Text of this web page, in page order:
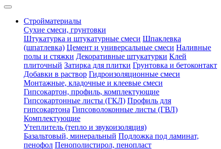
Стройматериалы
Сухие смеси, грунтовки
Штукатурка и штукатурные смеси Шпаклевка
(шпатлевка) Цемент и универсальные смеси Наливные
полы и стяжки Декоративные штукатурки Клей
плиточный Затирка для плитки Грунтовка и бетоконтакт
Добавки в раствор Гидроизоляционные смеси
Монтажные, кладочные и клеевые смеси
Гипсокартон, профиль, комплектующие
Гипсокартонные листы (ГКЛ) Профиль для
гипсокартона Гипсоволоконные листы (ГВЛ)
Комплектующие
Утеплитель (тепло и звукоизоляция)
Базальтовый, минеральный Подложка под ламинат,
пенофол Пенополистирол, пенопласт